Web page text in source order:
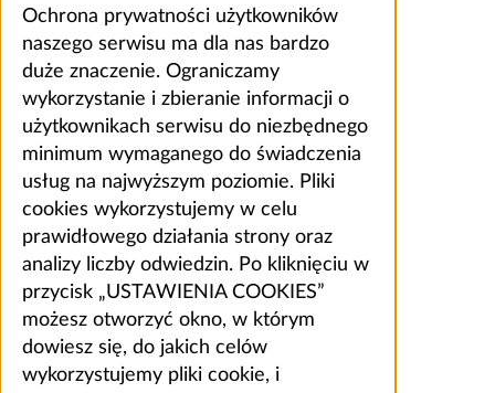
Ochrona prywatności użytkowników
naszego serwisu ma dla nas bardzo
duże znaczenie. Ograniczamy
wykorzystanie i zbieranie informacji o
użytkownikach serwisu do niezbędnego
minimum wymaganego do świadczenia
usług na najwyższym poziomie. Pliki
cookies wykorzystujemy w celu
prawidłowego działania strony oraz
analizy liczby odwiedzin. Po kliknięciu w
przycisk „USTAWIENIA COOKIES”
możesz otworzyć okno, w którym
dowiesz się, do jakich celów
wykorzystujemy pliki cookie, i